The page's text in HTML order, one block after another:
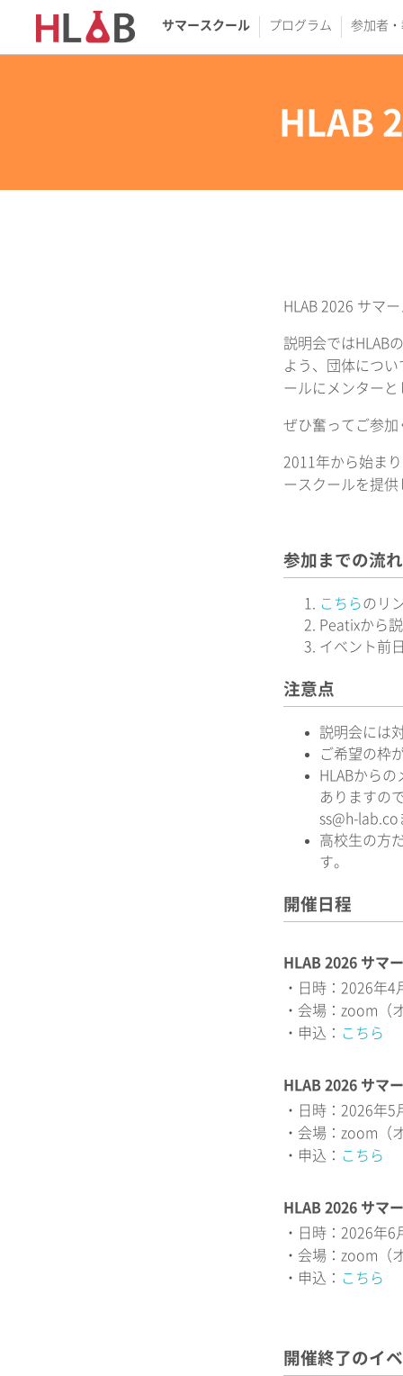
サマースクール プログラム 参加者
HLAB
HLAB 2026 サマ
説明会ではHLAB
よう、団体につ
ールにメンター
ぜひ奮ってご参加
2011年から始ま
ースクールを提
参加までの流れ
こちらのリ
Peatixから
イベント前
注意点
説明会には
ご希望の枠
HLABから
ありますの
ss@h-
高校生の方
す。
開催日程
HLAB 2026 サマ
・日時：2026年
・会場：zoom（
・申込：
こちら
HLAB 2026 サマ
・日時：2026年
・会場：zoom（
・申込：
こちら
HLAB 2026 サマ
・日時：2026年
・会場：zoom（
・申込：
こちら
開催終了のイ